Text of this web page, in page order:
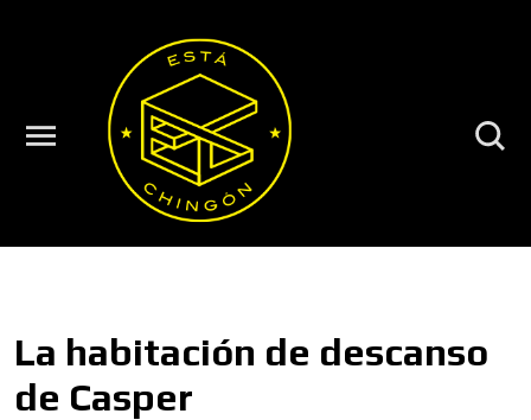
La habitación de descanso
de Casper